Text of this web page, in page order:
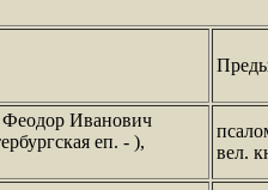
Иванович
еп. - ),
вел.